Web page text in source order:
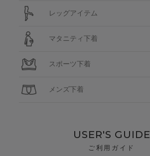
レッグアイテム
マタニティ下着
スポーツ下着
メンズ下着
USER'S GUIDE
ご利用ガイド